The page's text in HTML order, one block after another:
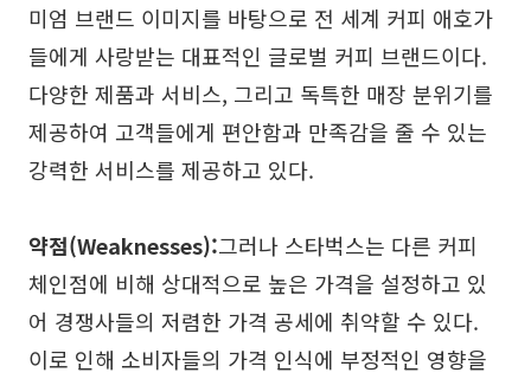
미엄 브랜드 이미지를 바탕으로 전 세계 커피 애호가
들에게 사랑받는 대표적인 글로벌 커피 브랜드이다.
다양한 제품과 서비스, 그리고 독특한 매장 분위기를
제공하여 고객들에게 편안함과 만족감을 줄 수 있는
강력한 서비스를 제공하고 있다.
약점(Weaknesses):그러나 스타벅스는 다른 커피
체인점에 비해 상대적으로 높은 가격을 설정하고 있
어 경쟁사들의 저렴한 가격 공세에 취약할 수 있다.
이로 인해 소비자들의 가격 인식에 부정적인 영향을